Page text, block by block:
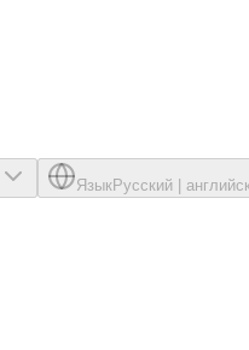
ЯзыкРусский